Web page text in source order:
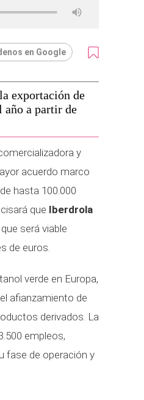
en Google
exportación de
año a partir de
y
acuerdo marco
hasta 100.000
que Iberdrola
que será viable
de euros.
verde en Europa,
afianzamiento de
derivados. La
empleos,
fase de operación y